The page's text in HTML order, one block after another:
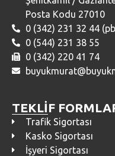
Posta Kodu 27010
0 (342) 231 32 44
0 (544) 231 38 55
0 (342) 220 41 74
TEKLİF
Trafik Sigortası
Kasko Sigortası
İşyeri Sigortası